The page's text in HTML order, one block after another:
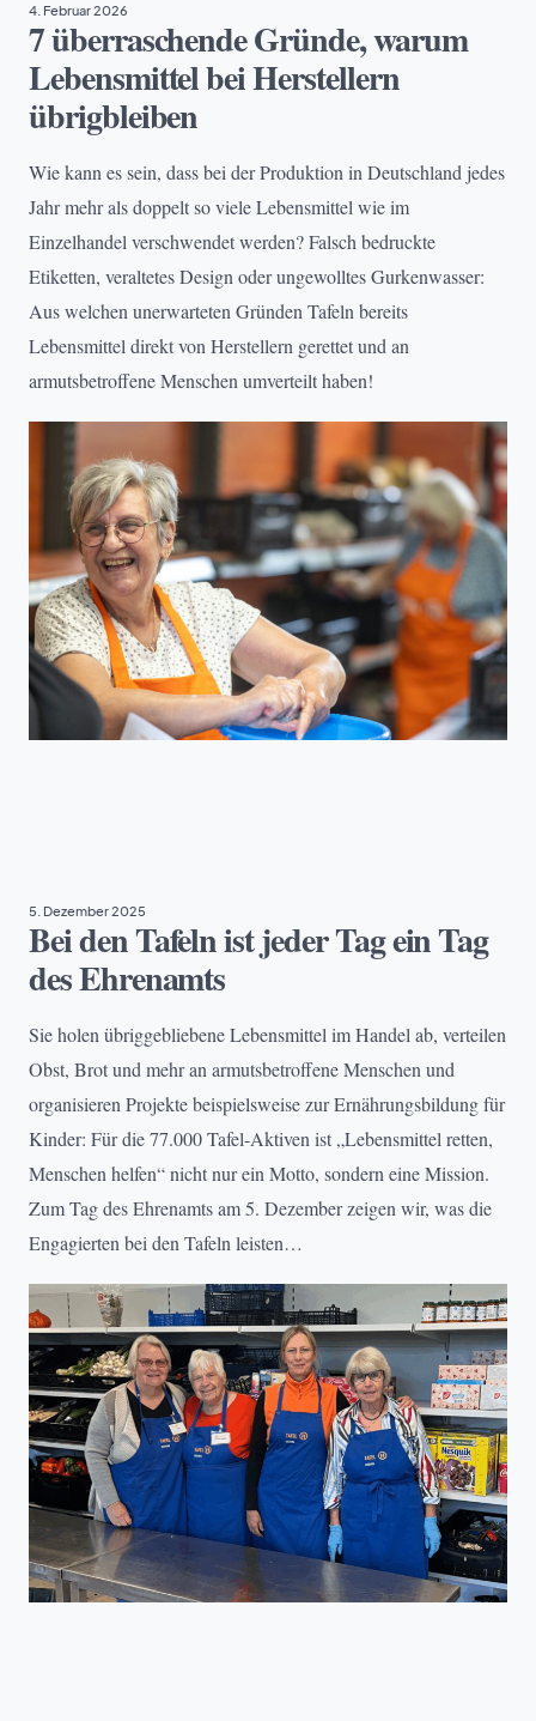
4. Februar 2026
7 überraschende Gründe, warum
Lebensmittel bei Herstellern
übrigbleiben
Wie kann es sein, dass bei der Produktion in Deutschland jedes
Jahr mehr als doppelt so viele Lebensmittel wie im
Einzelhandel verschwendet werden? Falsch bedruckte
Etiketten, veraltetes Design oder ungewolltes Gurkenwasser:
Aus welchen unerwarteten Gründen Tafeln bereits
Lebensmittel direkt von Herstellern gerettet und an
armutsbetroffene Menschen umverteilt haben!
5. Dezember 2025
Bei den Tafeln ist jeder Tag ein Tag
des Ehrenamts
Sie holen übriggebliebene Lebensmittel im Handel ab, verteilen
Obst, Brot und mehr an armutsbetroffene Menschen und
organisieren Projekte beispielsweise zur Ernährungsbildung für
Kinder: Für die 77.000 Tafel-Aktiven ist „Lebensmittel retten,
Menschen helfen“ nicht nur ein Motto, sondern eine Mission.
Zum Tag des Ehrenamts am 5. Dezember zeigen wir, was die
Engagierten bei den Tafeln leisten…